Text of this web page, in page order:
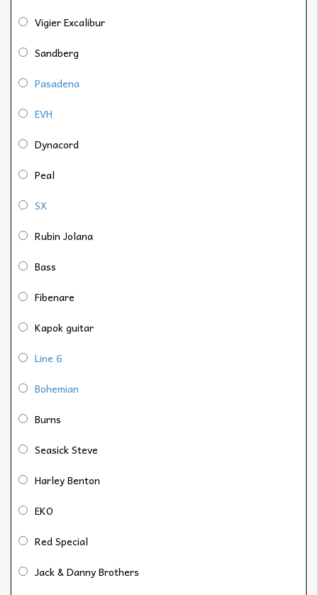
Vigier Excalibur
Sandberg
Pasadena
EVH
Dynacord
Peal
SX
Rubin Jolana
Bass
Fibenare
Kapok guitar
Line 6
Bohemian
Burns
Seasick Steve
Harley Benton
EKO
Red Special
Jack & Danny Brothers